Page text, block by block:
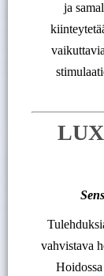
ja
vahvistava